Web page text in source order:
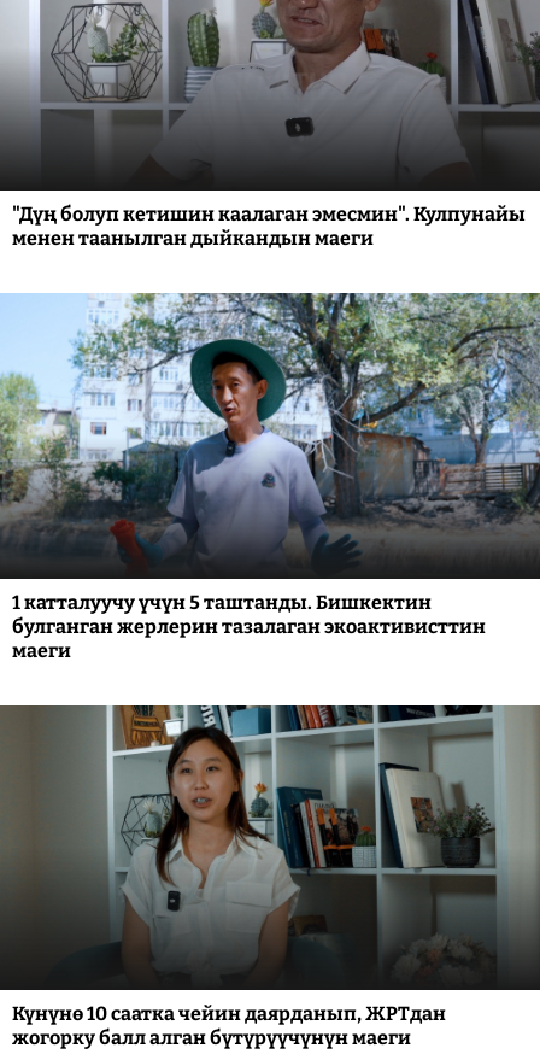
"Дүң болуп кетишин каалаган эмесмин". Кулпунайы
менен таанылган дыйкандын маеги
1 катталуучу үчүн 5 таштанды. Бишкектин
булганган жерлерин тазалаган экоактивисттин
маеги
Күнүнө 10 саатка чейин даярданып, ЖРТдан
жогорку балл алган бүтүрүүчүнүн маеги